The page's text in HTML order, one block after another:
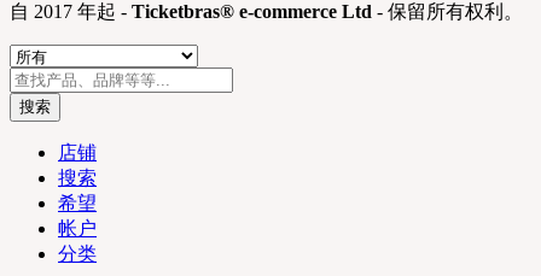
自 2017 年起 - Ticketbras® e-commerce Ltd - 保留所有权利。
搜索
店铺
搜索
希望
帐户
分类